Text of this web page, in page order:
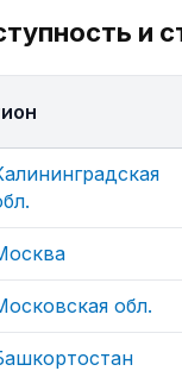
и
обл.